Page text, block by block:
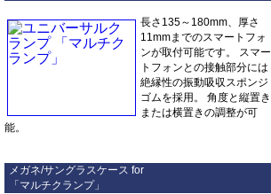
長さ135～180mm、厚さ
11mmまでのスマートフォ
ンが取付可能です。 スマー
トフォンとの接触部分には
絶縁性の振動吸収スポンジ
ゴムを採用。 角度と縦置き
または横置きの調整が可
能。
メガネ/サングラスケース for
「マルチクランプ」